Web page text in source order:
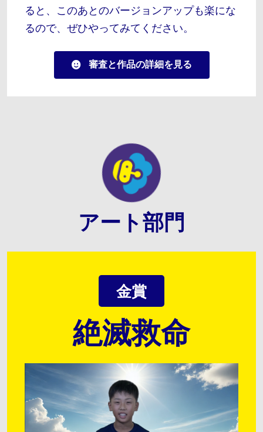
ると、このあとのバージョンアップも楽にな
るので、ぜひやってみてください。
審査と作品の詳細を見る
アート部門
金賞
絶滅救命